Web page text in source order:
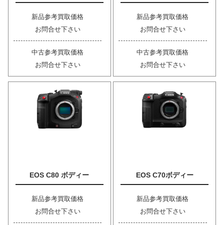
新品参考買取価格
お問合せ下さい
中古参考買取価格
お問合せ下さい
新品参考買取価格
お問合せ下さい
中古参考買取価格
お問合せ下さい
EOS C80 ボディー
新品参考買取価格
お問合せ下さい
EOS C70ボディー
新品参考買取価格
お問合せ下さい